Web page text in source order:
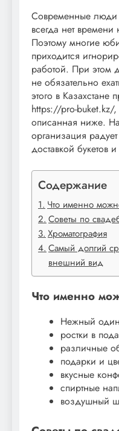
Современные люди
всегда нет
Поэтому многие
приходится
работой. При этом
не обязательно
этого в Казахстане
https://pro-
описанная ниже.
организация
доставкой букетов
Содержание
Что именно
Советы по
Хроматография
Самый долгий
внешний вид
Что именно
Нежный
ростки в
различные
подарки и
вкусные
спиртные
воздушный